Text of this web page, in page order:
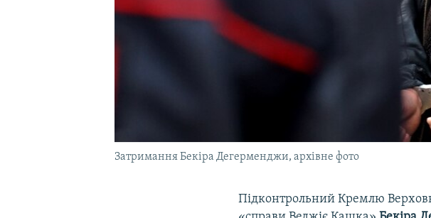
Затримання Бекіра Дегерменджи, архівне фото
Підконтрольний Кремлю